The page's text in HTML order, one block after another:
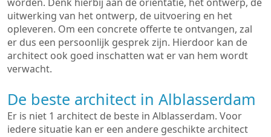
uitwerking van het ontwerp, de uitvoering en het
opleveren. Om een concrete offerte te ontvangen, zal
er dus een persoonlijk gesprek zijn. Hierdoor kan de
architect ook goed inschatten wat er van hem wordt
verwacht.
De beste architect in Alblasserdam
Er is niet 1 architect de beste in Alblasserdam. Voor
iedere situatie kan er een andere geschikte architect